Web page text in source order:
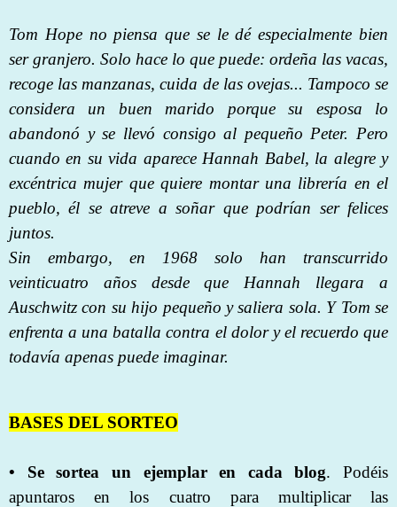
Tom Hope no piensa que se le dé especialmente bien
ser granjero. Solo hace lo que puede: ordeña las vacas,
recoge las manzanas, cuida de las ovejas... Tampoco se
considera un buen marido porque su esposa lo
abandonó y se llevó consigo al pequeño Peter. Pero
cuando en su vida aparece Hannah Babel, la alegre y
excéntrica mujer que quiere montar una librería en el
pueblo, él se atreve a soñar que podrían ser felices
juntos.
Sin embargo, en 1968 solo han transcurrido
veinticuatro años desde que Hannah llegara a
Auschwitz con su hijo pequeño y saliera sola. Y Tom se
enfrenta a una batalla contra el dolor y el recuerdo que
todavía apenas puede imaginar.
BASES DEL SORTEO
• Se sortea un ejemplar en cada blog. Podéis
apuntaros en los cuatro para multiplicar las